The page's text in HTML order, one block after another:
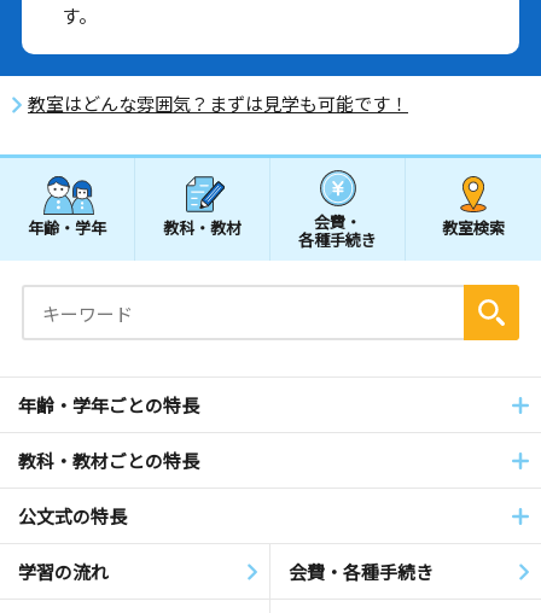
す。
教室はどんな雰囲気？まずは見学も可能です！
年齢・学年 教科・教材 会費・
各種手続き
教室検索
年齢・学年ごとの特長
教科・教材ごとの特長
公文式の特長
学習の流れ 会費・各種手続き